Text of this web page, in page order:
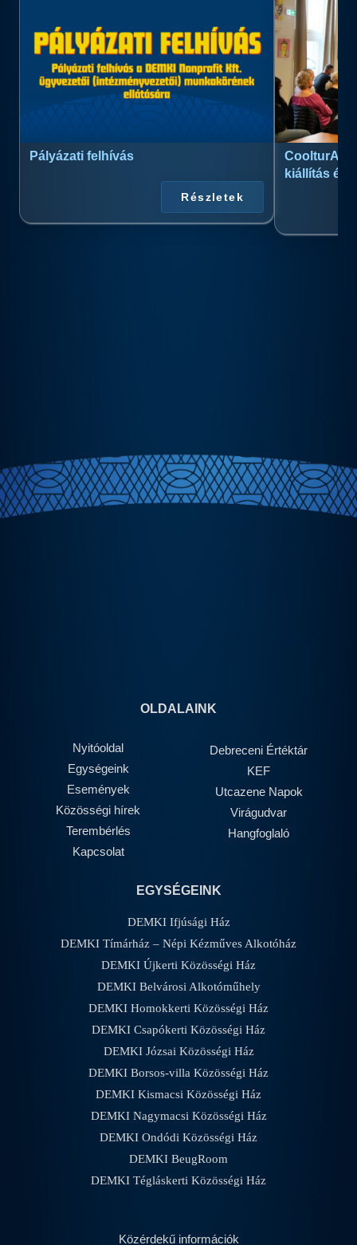
Pályázati felhívás
Részletek
kiállítás és
OLDALAINK
Nyitóoldal
Egységeink
Események
Közösségi hírek
Terembérlés
Kapcsolat
Debreceni Értéktár
KEF
Utcazene Napok
Virágudvar
Hangfoglaló
EGYSÉGEINK
DEMKI Ifjúsági Ház
DEMKI Tímárház – Népi Kézműves Alkotóház
DEMKI Újkerti Közösségi Ház
DEMKI Belvárosi Alkotóműhely
DEMKI Homokkerti Közösségi Ház
DEMKI Csapókerti Közösségi Ház
DEMKI Józsai Közösségi Ház
DEMKI Borsos-villa Közösségi Ház
DEMKI Kismacsi Közösségi Ház
DEMKI Nagymacsi Közösségi Ház
DEMKI Ondódi Közösségi Ház
DEMKI BeugRoom
DEMKI Tégláskerti Közösségi Ház
Közérdekű információk